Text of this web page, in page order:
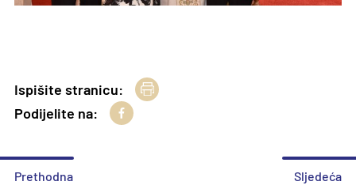
Ispišite stranicu:
Podijelite na:
Prethodna Sljedeća